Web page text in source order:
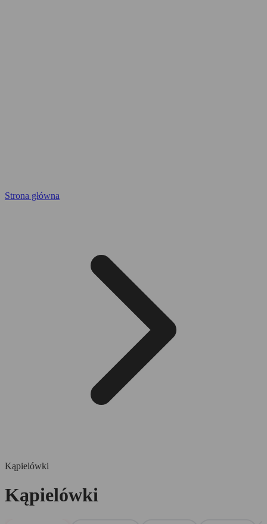
Strona główna
Kąpielówki
Kąpielówki